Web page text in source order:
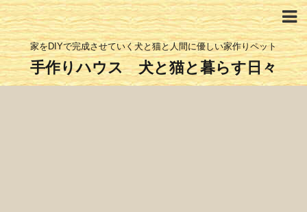
家をDIYで完成させていく犬と猫と人間に優しい家作りペット
手作りハウス 犬と猫と暮らす日々